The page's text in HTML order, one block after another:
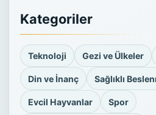
Kategoriler
Teknoloji Gezi ve Ülkeler
Din ve İnanç Sağlıklı
Evcil Hayvanlar Spor